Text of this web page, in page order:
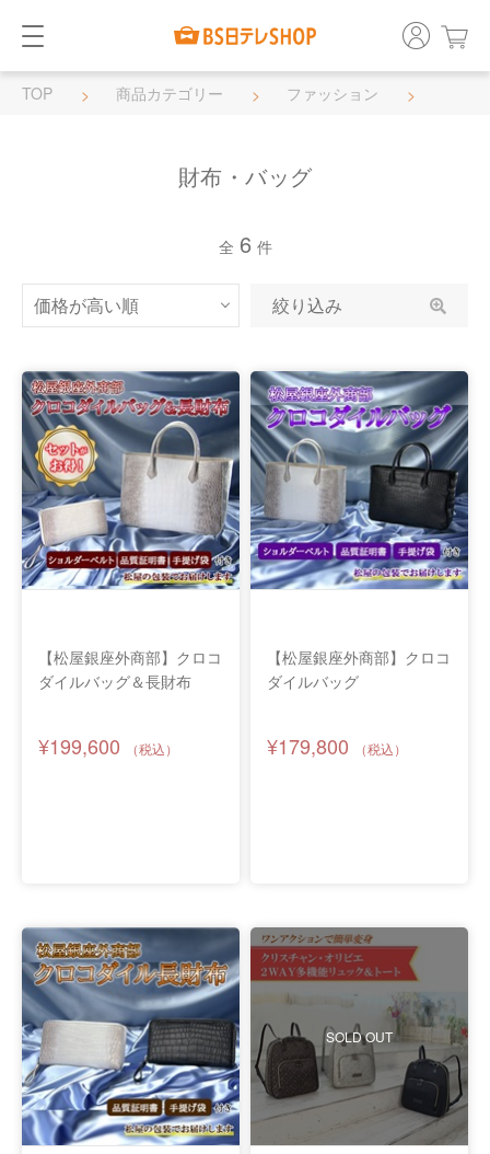
TOP 商品カテゴリー
ファッション
財布・バッグ
全 6 件
絞り込み
【松屋銀座外商部】クロコ
ダイルバッグ＆長財布
¥199,600
【松屋銀座外商部】クロコ
ダイルバッグ
¥179,800
SOLD OUT